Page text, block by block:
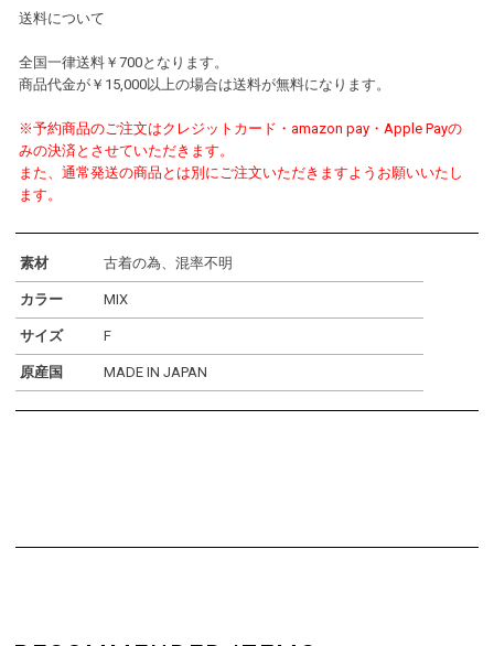
送料について
全国一律送料￥700となります。
商品代金が￥15,000以上の場合は送料が無料になります。
※予約商品のご注文はクレジットカード・amazon pay・Apple Payの
みの決済とさせていただきます。
また、通常発送の商品とは別にご注文いただきますようお願いいたし
ます。
素材 古着の為、混率不明
カラー MIX
サイズ F
原産国 MADE IN JAPAN